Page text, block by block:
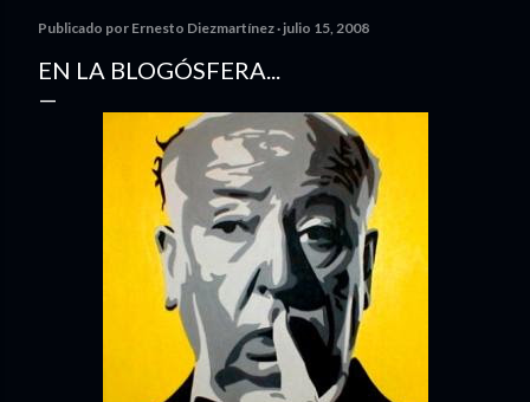
Publicado por Ernesto Diezmartínez julio 15, 2008
EN LA BLOGÓSFERA...